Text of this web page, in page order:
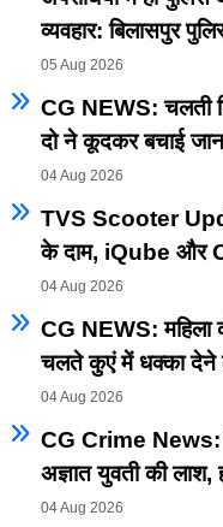
व्यवहार: बिलासपुर
अभियान
05 Aug 2026
CG NEWS: चलती
दो ने कूदकर बचाई
04 Aug 2026
TVS Scooter
के दाम, iQube और
04 Aug 2026
CG NEWS: महिला
चलते कुएं में धक्का देने
04 Aug 2026
CG Crime News:
अज्ञात युवती की लाश,
पुलिस
04 Aug 2026